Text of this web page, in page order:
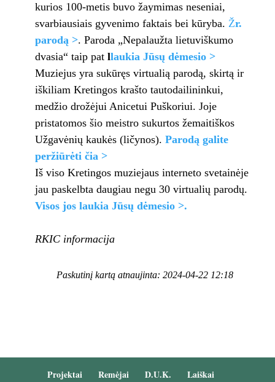
kurios 100-metis buvo žaymimas neseniai,
svarbiausiais gyvenimo faktais bei kūryba. Žr.
parodą >. Paroda „Nepalaužta lietuviškumo
dvasia“ taip patllaukia Jūsų dėmesio >
Muziejus yra sukūręs virtualią parodą, skirtą ir
iškiliam Kretingos krašto tautodailininkui,
medžio drožėjui Anicetui Puškoriui. Joje
pristatomos šio meistro sukurtos žemaitiškos
Užgavėnių kaukės (ličynos). Parodą galite
peržiūrėti čia >
Iš viso Kretingos muziejaus interneto svetainėje
jau paskelbta daugiau negu 30 virtualių parodų.
Visos jos laukia Jūsų dėmesio >.
RKIC informacija
Paskutinį kartą atnaujinta: 2024-04-22 12:18
Projektai Remėjai D.U.K. Laiškai